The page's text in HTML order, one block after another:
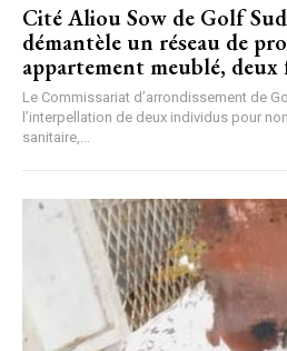
Cité Aliou Sow de Golf
démantèle un réseau de
appartement meublé, deux
Le Commissariat d’arrondissement de
l’interpellation de deux individus pour
sanitaire,...